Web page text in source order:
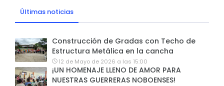
Últimas noticias
Construcción de Gradas con Techo de
Estructura Metálica en la cancha
12 de Mayo de 2026 a las 15:00
¡UN HOMENAJE LLENO DE AMOR PARA
NUESTRAS GUERRERAS NOBOENSES!